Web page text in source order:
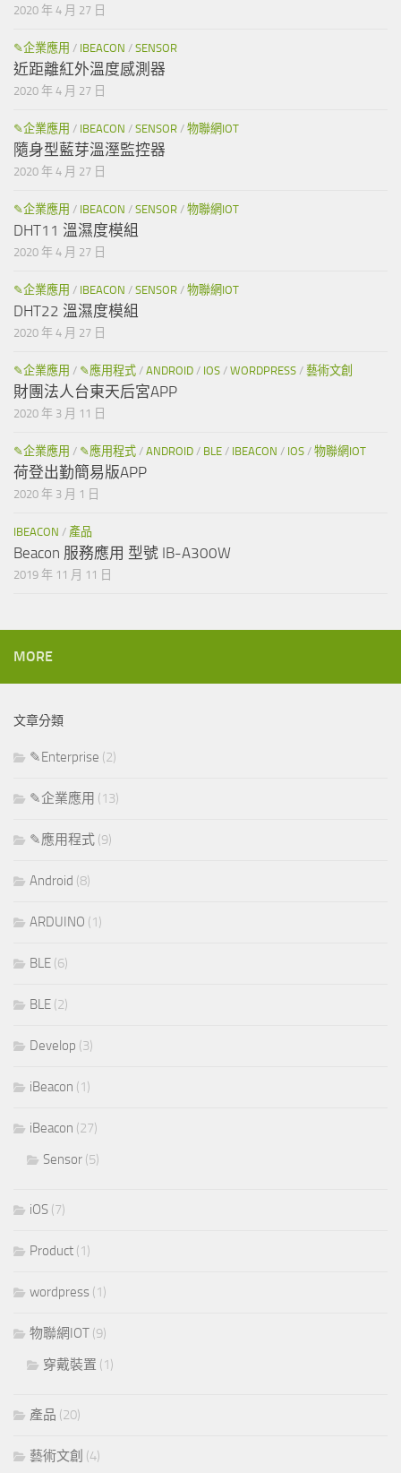
2020 年 4 月 27 日
✎企業應用 / IBEACON / SENSOR
近距離紅外溫度感測器
2020 年 4 月 27 日
✎企業應用 / IBEACON / SENSOR / 物聯網IOT
隨身型藍芽溫溼監控器
2020 年 4 月 27 日
✎企業應用 / IBEACON / SENSOR / 物聯網IOT
DHT11 溫濕度模組
2020 年 4 月 27 日
✎企業應用 / IBEACON / SENSOR / 物聯網IOT
DHT22 溫濕度模組
2020 年 4 月 27 日
✎企業應用 / ✎應用程式 / ANDROID / IOS / WORDPRESS / 藝術文創
財團法人台東天后宮APP
2020 年 3 月 11 日
✎企業應用 / ✎應用程式 / ANDROID / BLE / IBEACON / IOS / 物聯網IOT
荷登出勤簡易版APP
2020 年 3 月 1 日
IBEACON / 產品
Beacon 服務應用 型號 IB-A300W
2019 年 11 月 11 日
MORE
文章分類
✎Enterprise (2)
✎企業應用 (13)
✎應用程式 (9)
Android (8)
ARDUINO (1)
BLE (6)
BLE (2)
Develop (3)
iBeacon (1)
iBeacon (27)
Sensor (5)
iOS (7)
Product (1)
wordpress (1)
物聯網IOT (9)
穿戴裝置 (1)
產品 (20)
藝術文創 (4)